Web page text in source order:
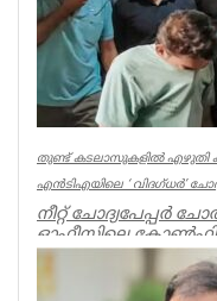
തുണ്ട് കടലാസുകളില്‍ എഴുതി
എന്‍ടിഎയിലെ ‘ വിദഗ്ധര്‍’
നീറ്റ് ചോദ്യപേപ്പര്‍
ഓഫീസിലെ
സെക്ഷനില്‍ നിന്ന്
Kerala